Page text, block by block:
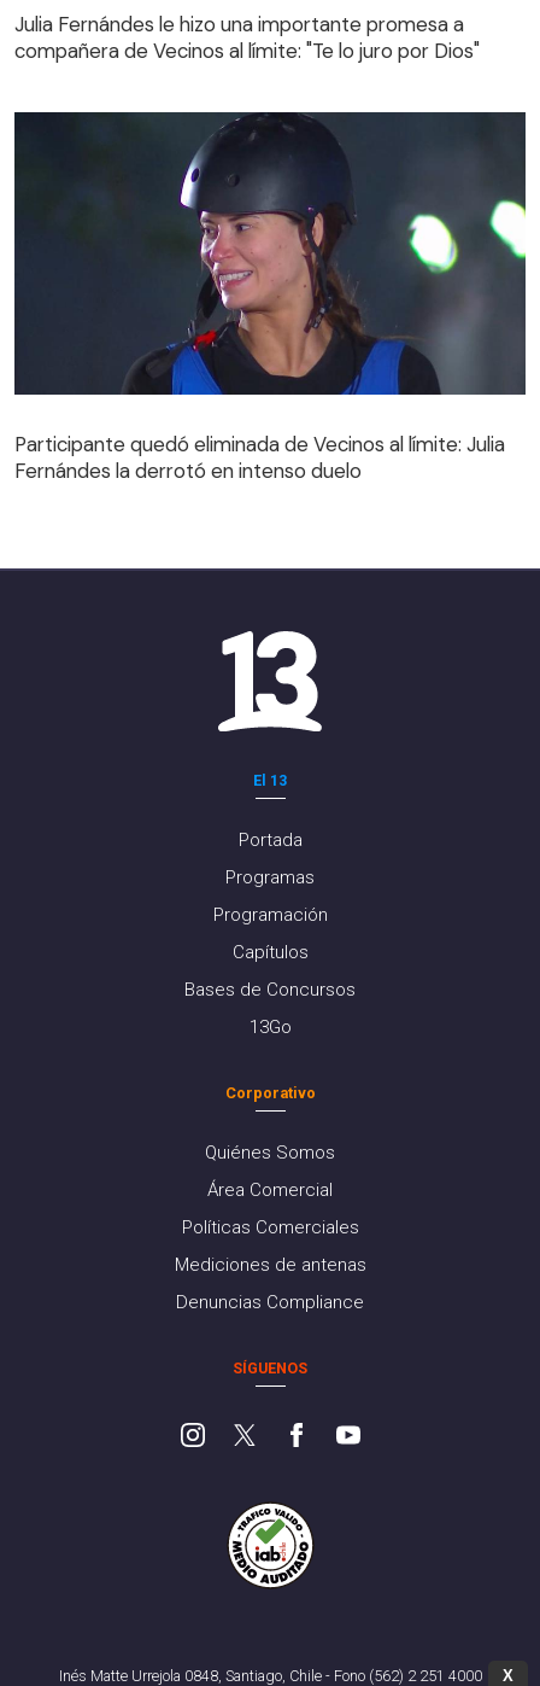
compañera de Vecinos al límite: "Te lo juro por Dios"
Julia Fernándes le hizo una importante promesa a
compañera de Vecinos al límite: "Te lo juro por Dios"
Fernándes la derrotó en intenso duelo
Participante quedó eliminada de Vecinos al límite: Julia
Fernándes la derrotó en intenso duelo
El 13
Portada
Programas
Programación
Capítulos
Bases de Concursos
13Go
Corporativo
Quiénes Somos
Área Comercial
Políticas Comerciales
Mediciones de antenas
Denuncias Compliance
SÍGUENOS
Inés Matte Urrejola 0848, Santiago, Chile - Fono (562) 2 251 4000
X